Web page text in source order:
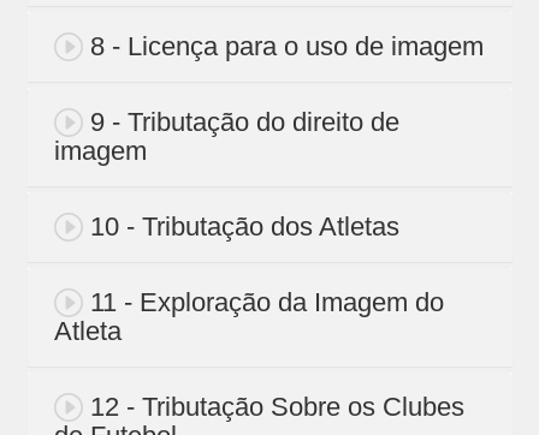
8 - Licença para o uso de imagem
9 - Tributação do direito de
imagem
10 - Tributação dos Atletas
11 - Exploração da Imagem do
Atleta
12 - Tributação Sobre os Clubes